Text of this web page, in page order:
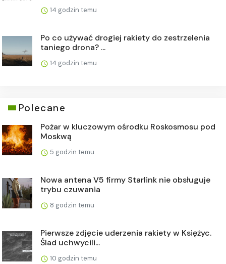
14 godzin temu
Po co używać drogiej rakiety do zestrzelenia
taniego drona? ...
14 godzin temu
Polecane
Pożar w kluczowym ośrodku Roskosmosu pod
Moskwą
5 godzin temu
Nowa antena V5 firmy Starlink nie obsługuje
trybu czuwania
8 godzin temu
Pierwsze zdjęcie uderzenia rakiety w Księżyc.
Ślad uchwycili...
10 godzin temu